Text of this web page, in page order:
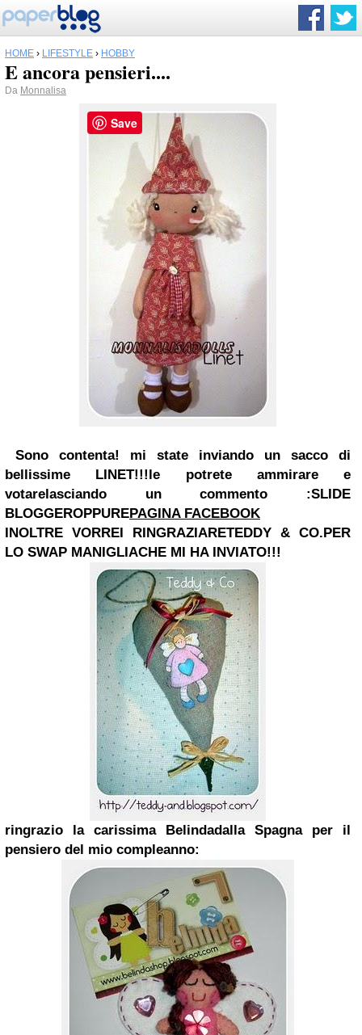
HOME › LIFESTYLE › HOBBY
E ancora pensieri....
Da Monnalisa
Sono contenta! mi state inviando un sacco di
bellissime LINET!!!le potrete ammirare e
votarelasciando un commento :SLIDE
BLOGGEROPPUREPAGINA FACEBOOK
INOLTRE VORREI RINGRAZIARETEDDY & CO.PER
LO SWAP MANIGLIACHE MI HA INVIATO!!!
ringrazio la carissima Belindadalla Spagna per il
pensiero del mio compleanno:
Save